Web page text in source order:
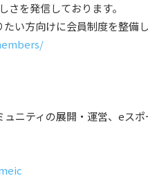
を発信しております。
い方向けに会員制度を整備し
ニティの展開・運営、eス